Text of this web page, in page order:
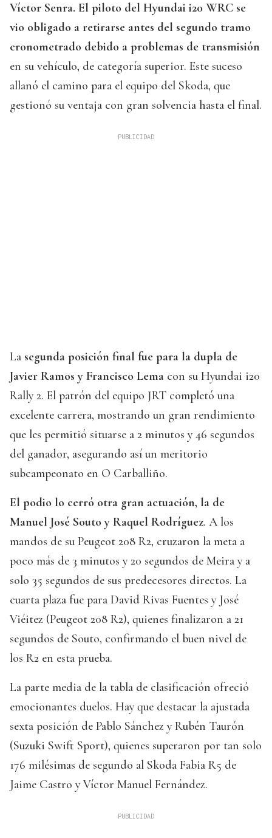
Víctor Senra. El piloto del Hyundai i20 WRC se
vio obligado a retirarse antes del segundo tramo
cronometrado debido a problemas de transmisión
en su vehículo, de categoría superior. Este suceso
allanó el camino para el equipo del Skoda, que
gestionó su ventaja con gran solvencia hasta el final.
La segunda posición final fue para la dupla de
Javier Ramos y Francisco Lema con su Hyundai i20
Rally 2. El patrón del equipo JRT completó una
excelente carrera, mostrando un gran rendimiento
que les permitió situarse a 2 minutos y 46 segundos
del ganador, asegurando así un meritorio
subcampeonato en O Carballiño.
El podio lo cerró otra gran actuación, la de
Manuel José Souto y Raquel Rodríguez. A los
mandos de su Peugeot 208 R2, cruzaron la meta a
poco más de 3 minutos y 20 segundos de Meira y a
solo 35 segundos de sus predecesores directos. La
cuarta plaza fue para David Rivas Fuentes y José
Viéitez (Peugeot 208 R2), quienes finalizaron a 21
segundos de Souto, confirmando el buen nivel de
los R2 en esta prueba.
La parte media de la tabla de clasificación ofreció
emocionantes duelos. Hay que destacar la ajustada
sexta posición de Pablo Sánchez y Rubén Taurón
(Suzuki Swift Sport), quienes superaron por tan solo
176 milésimas de segundo al Skoda Fabia R5 de
Jaime Castro y Víctor Manuel Fernández.